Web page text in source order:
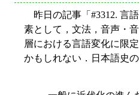
昨日の記事「#3312. 言
素として，文法，音声・
層における言語変化に限
かもしれない．日本語史